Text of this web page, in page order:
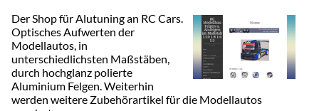
Der Shop für Alutuning an RC Cars.
Optisches Aufwerten der
Modellautos, in
unterschiedlichsten Maßstäben,
durch hochglanz polierte
Aluminium Felgen. Weiterhin
werden weitere Zubehörartikel für die Modellautos